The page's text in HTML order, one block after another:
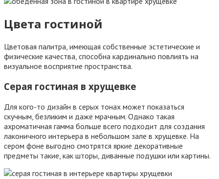
Цвета гостиной
Цветовая палитра, имеющая собственные эстетические и
физические качества, способна кардинально повлиять на
визуальное восприятие пространства.
Серая гостиная в хрущевке
Для кого-то дизайн в серых тонах может показаться
скучным, безликим и даже мрачным. Однако такая
ахроматичная гамма больше всего подходит для создания
лаконичного интерьера в небольшом зале в хрущевке. На
сером фоне выгодно смотрятся яркие декоративные
предметы такие, как шторы, диванные подушки или картины.